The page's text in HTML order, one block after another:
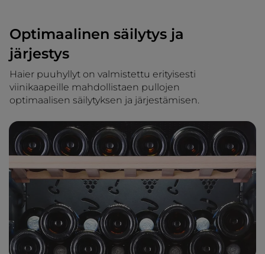
Optimaalinen säilytys ja
järjestys
Haier puuhyllyt on valmistettu erityisesti
viinikaapeille mahdollistaen pullojen
optimaalisen säilytyksen ja järjestämisen.